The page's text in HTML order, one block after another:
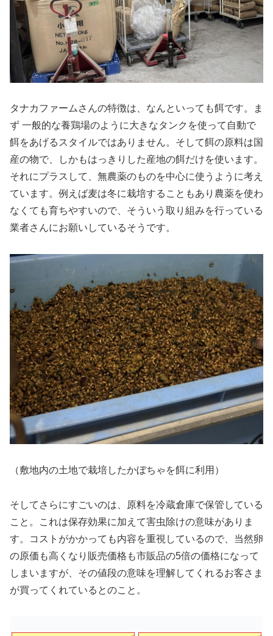
タナカファームさんの特徴は、なんといっても餌です。ま
ず 一般的な養鶏場のように大きなタンクを使って自動で
餌をあげるスタイルではありません。そして餌の原料は国
産の物で、しかもはっきりした産地の餌だけを使います。
それにプラスして、無農薬のものを中心に使うように考え
ています。例えば麦は冬に栽培することもあり農薬を使わ
なくても育ちやすいので、そういう取り組みを行っている
業者さんにお願いしているそうです。
（敷地内の土地で栽培したかぼちゃを餌に利用）
そしてさらにすごいのは、原料を冷蔵倉庫で保管している
こと。これは保存効果に加えて害虫除けの意味がありま
す。コストがかかっても内容を重視しているので、当然卵
の原価も高くなり販売価格も市販品の5倍の価格になって
しまいますが、その値段の意味を理解してくれるお客さま
が買ってくれているとのこと。